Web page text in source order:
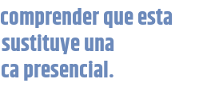
que esta
una
presencial.